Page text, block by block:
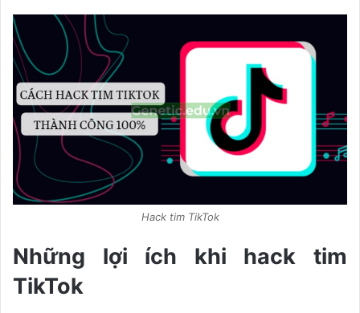
Hack tim TikTok
Những lợi ích khi hack tim
TikTok